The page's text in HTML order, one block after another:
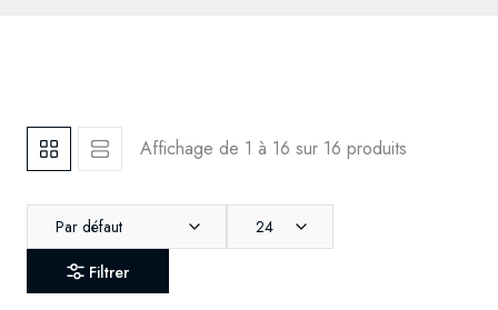
Affichage de 1 à 16 sur 16 produits
Par défaut 24
Filtrer